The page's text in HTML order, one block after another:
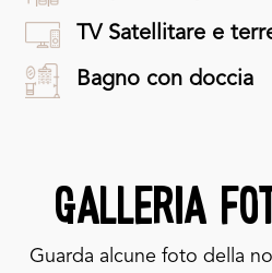
TV Satellitare e
Bagno con doccia
Galleria
Guarda alcune foto della